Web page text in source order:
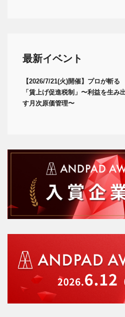
最新イベント
【2026/7/21(火)開催】プロが斬る
「賃上げ促進税制」〜利益を生み
す月次原価管理〜